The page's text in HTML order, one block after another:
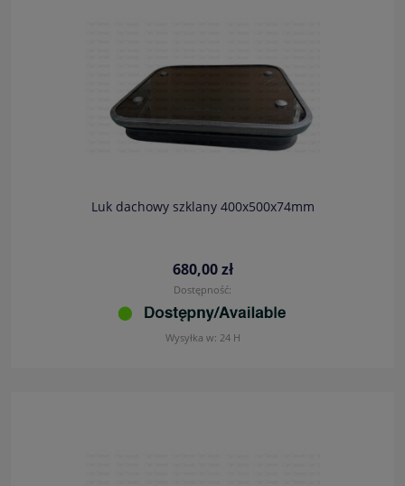
Luk dachowy szklany 400x500x74mm
680,00 zł
Dostępność:
Wysyłka w: 24 H